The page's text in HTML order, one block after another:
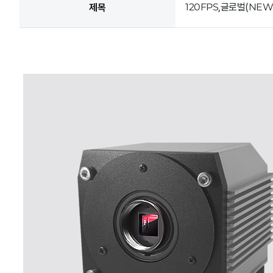
제목 120FPS,글로벌